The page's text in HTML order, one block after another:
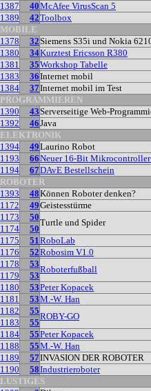
1387
40McAfee VirusScan 5
1389
42Toolbox
MOBILE
1378
32Siemens S35i und Nokia
1380
34Kurztest Ericsson R380
1381
35Workshop Tabelle
1383
36Internet mobil
1384
37Internet mobil im Test
PROGRAMMIEREN
1390
43Serverseitige Web-
1392
46Java
ELEKTRONIK
1394
49Laurino Robot
1193
66Neuer 16-Bit
1194
67DAvE Bestellschein
ROBOTER
1393
48Können Roboter denken?
1172
49Geistesstürme
1173
50
Turtle und Spider
1174
50
1175
51RoboLab
1176
52Robosim V1.0
1178
53
Roboterfußball
1179
53
1180
53Peter Kopacek
1181
53M.-W. Han
1182
55
ROBY-GO
1183
55
1184
55Peter Kopacek
1188
55M.-W. Han
1189
57INVASION DER ROBOTER
1190
58Industrieroboter
LUSTIGES